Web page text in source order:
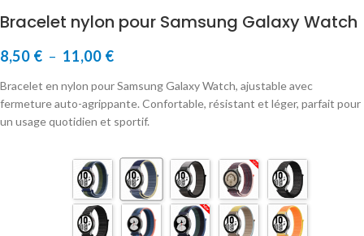
Bracelet nylon pour Samsung Galaxy Watch
8,50 € – 11,00 €
Bracelet en nylon pour Samsung Galaxy Watch, ajustable avec
fermeture auto-agrippante. Confortable, résistant et léger, parfait pour
un usage quotidien et sportif.